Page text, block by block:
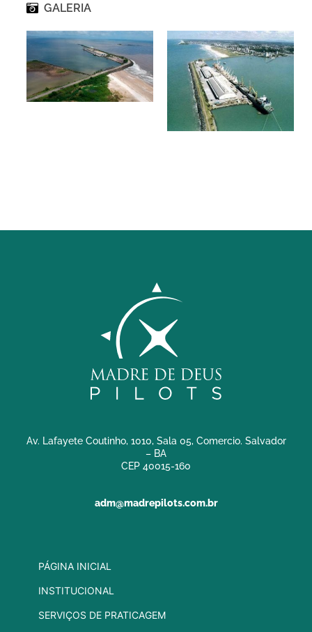
GALERIA
Av. Lafayete Coutinho, 1010, Sala 05, Comercio. Salvador
– BA
CEP 40015-160
adm@madrepilots.com.br
PÁGINA INICIAL
INSTITUCIONAL
SERVIÇOS DE PRATICAGEM